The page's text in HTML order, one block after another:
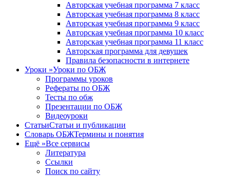
Авторская учебная программа 7 класс
Авторская учебная программа 8 класс
Авторская учебная программа 9 класс
Авторская учебная программа 10 класс
Авторская учебная программа 11 класс
Авторская программа для девушек
Правила безопасности в интернете
Уроки »Уроки по ОБЖ
Программы уроков
Рефераты по ОБЖ
Тесты по обж
Презентации по ОБЖ
Видеоуроки
СтатьиСтатьи и публикации
Словарь ОБЖТермины и понятия
Ещё »Все сервисы
Литература
Ссылки
Поиск по сайту